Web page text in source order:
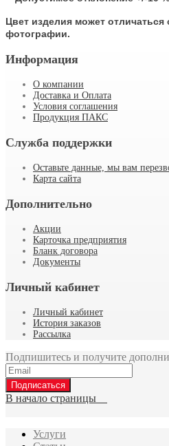
Цвет изделия может отличаться
фотографии.
Информация
О компании
Доставка и Оплата
Условия соглашения
Продукция ПАКС
Служба поддержки
Оставьте данные, мы вам
Карта сайта
Дополнительно
Акции
Карточка предприятия
Бланк договора
Документы
Личный кабинет
Личный кабинет
История заказов
Рассылка
Подпишитесь и получите
Подписаться
В начало страницы
Услуги